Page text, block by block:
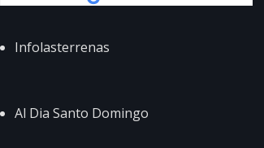
Infolasterrenas
Al Dia Santo Domingo